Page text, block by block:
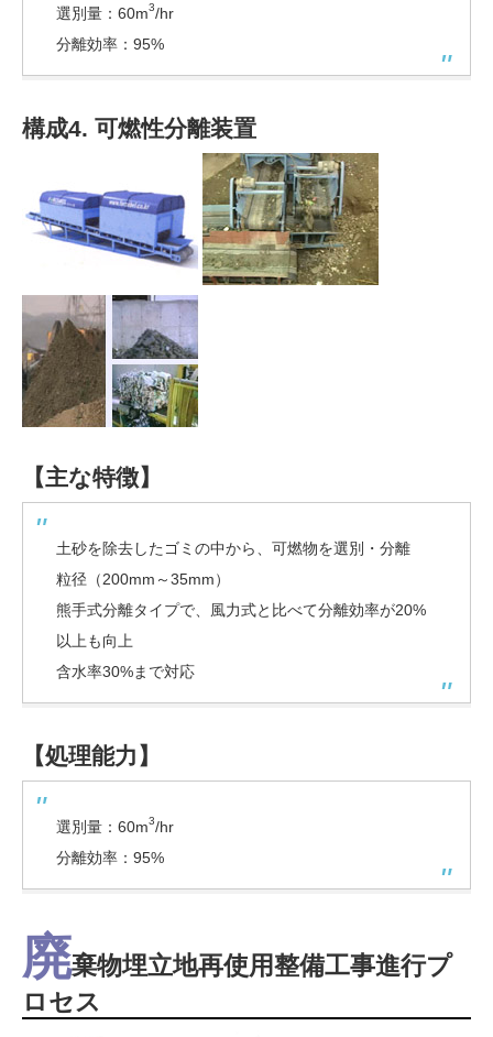
選別量：60m3/hr
分離効率：95%
構成4. 可燃性分離装置
【主な特徴】
土砂を除去したゴミの中から、可燃物を選別・分離
粒径（200mm～35mm）
熊手式分離タイプで、風力式と比べて分離効率が20%
以上も向上
含水率30%まで対応
【処理能力】
選別量：60m3/hr
分離効率：95%
廃棄物埋立地再使用整備工事進行プ
ロセス